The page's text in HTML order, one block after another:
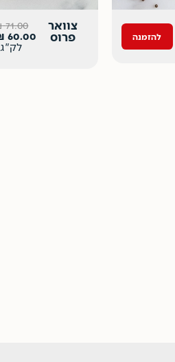
להזמנה
צוואר
פרוס
71.00
60.00
לק"ג